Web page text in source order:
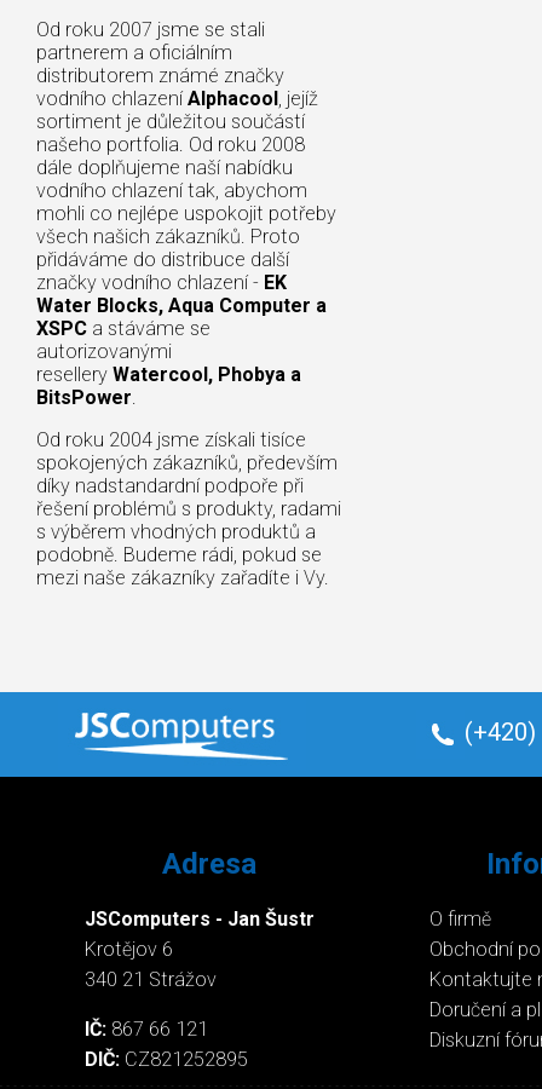
Od roku 2007 jsme se stali
partnerem a oficiálním
distributorem známé značky
vodního chlazení Alphacool, jejíž
sortiment je důležitou součástí
našeho portfolia. Od roku 2008
dále doplňujeme naší nabídku
vodního chlazení tak, abychom
mohli co nejlépe uspokojit potřeby
všech našich zákazníků. Proto
přidáváme do distribuce další
značky vodního chlazení - EK
Water Blocks, Aqua Computer a
XSPC a stáváme se
autorizovanými
resellery Watercool, Phobya a
BitsPower.
Od roku 2004 jsme získali tisíce
spokojených zákazníků, především
díky nadstandardní podpoře při
řešení problémů s produkty, radami
s výběrem vhodných produktů a
podobně. Budeme rádi, pokud se
mezi naše zákazníky zařadíte i Vy.
(+420)
Adresa
JSComputers - Jan Šustr
Krotějov 6
340 21 Strážov
IČ: 867 66 121
DIČ: CZ821252895
O firmě
Obchodní
Kontaktujte
Doručení a
Diskuzní